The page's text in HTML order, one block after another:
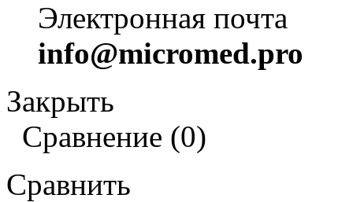
Электронная почта
info@micromed.pro
Закрыть
Сравнение (0)
Сравнить